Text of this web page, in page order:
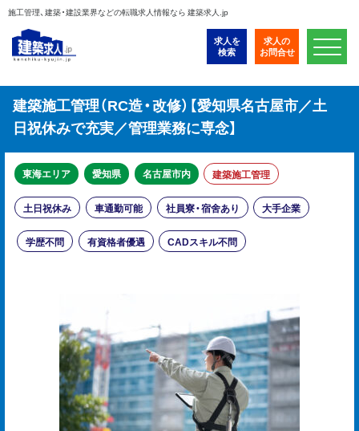
施工管理、建築・建設業界などの転職求人情報なら 建築求人.jp
求人を
検索
求人の
お問合せ
建築施工管理（RC造・改修）【愛知県名古屋市／土
日祝休みで充実／管理業務に専念】
東海エリア 愛知県 名古屋市内 建築施工管理
土日祝休み 車通勤可能 社員寮・宿舍あり 大手企業
学歴不問 有資格者優遇 CADスキル不問